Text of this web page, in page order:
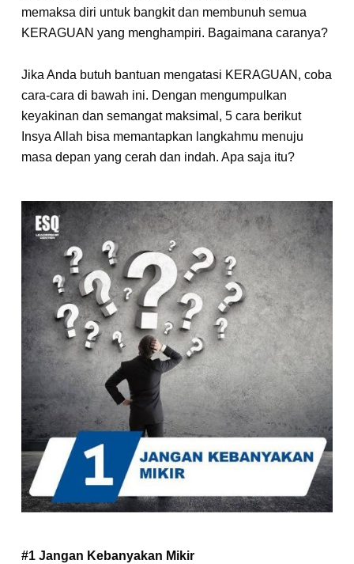
memaksa diri untuk bangkit dan membunuh semua
KERAGUAN yang menghampiri. Bagaimana caranya?
Jika Anda butuh bantuan mengatasi KERAGUAN, coba
cara-cara di bawah ini. Dengan mengumpulkan
keyakinan dan semangat maksimal, 5 cara berikut
Insya Allah bisa memantapkan langkahmu menuju
masa depan yang cerah dan indah. Apa saja itu?
#1 Jangan Kebanyakan Mikir